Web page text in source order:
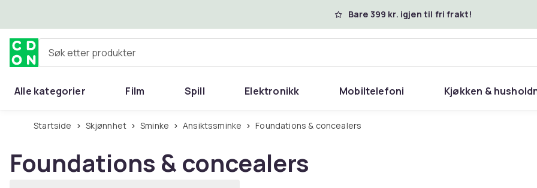
Bare 399 kr. igjen til fri frakt!
Søk etter produkter
Alle kategorier Film Spill Elektronikk Mobiltelefoni Kjøkken &
Startside Skjønnhet Sminke Ansiktssminke Foundations & concealers
Foundations & concealers